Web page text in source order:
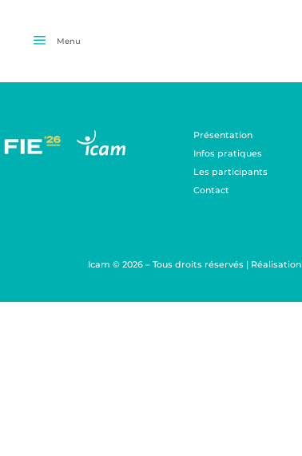
Menu
Présentation
Infos pratiques
Les participants
Contact
Icam © 2026 – Tous droits réservés | Réalisation